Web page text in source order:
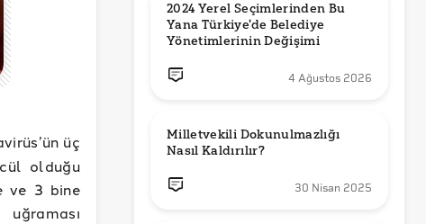
üç
olduğu
ve 3 bine
2024 Yerel Seçimlerinden Bu
Yana Türkiye'de Belediye
Yönetimlerinin Değişimi
4 Ağustos 2026
Milletvekili Dokunulmazlığı
Nasıl Kaldırılır?
30 Nisan 2025